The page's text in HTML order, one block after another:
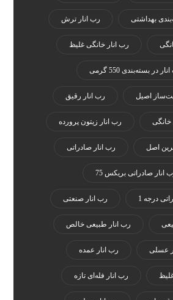
بهداشتی رب انار ترش
رب انار خانگی غلیظ
در بسته‌بندی 550 گرمی
اصیل رب انار رقیق
خانگی رب انار زیتون پرورده
اصل رب انار صادراتی
انار صادراتی بریکس 75
درجه 1 رب انار صنعتی
رب انار طبیعی خالص
عسلی رب انار عمده
رب انار فله‌ای تازه